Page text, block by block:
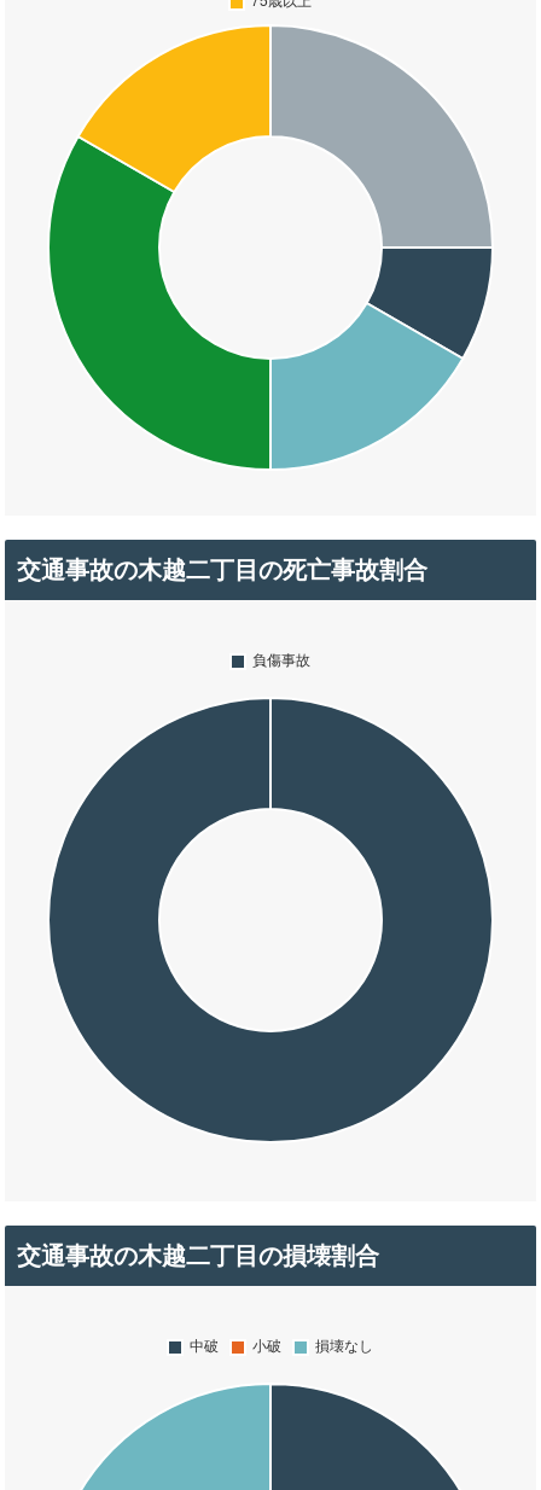
交通事故の木越二丁目の死亡事故割合
交通事故の木越二丁目の損壊割合